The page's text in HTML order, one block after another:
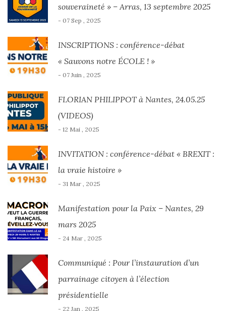
souveraineté » – Arras, 13 septembre 2025
- 07 Sep , 2025
INSCRIPTIONS : conférence-débat
« Sauvons notre ÉCOLE ! »
- 07 Juin , 2025
FLORIAN PHILIPPOT à Nantes, 24.05.25
(VIDEOS)
- 12 Mai , 2025
INVITATION : conférence-débat « BREXIT :
la vraie histoire »
- 31 Mar , 2025
Manifestation pour la Paix – Nantes, 29
mars 2025
- 24 Mar , 2025
Communiqué : Pour l’instauration d’un
parrainage citoyen à l’élection
présidentielle
- 22 Jan , 2025